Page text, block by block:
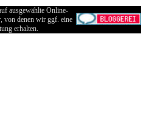
ausgewählte Online-
von denen wir ggf. eine
erhalten.